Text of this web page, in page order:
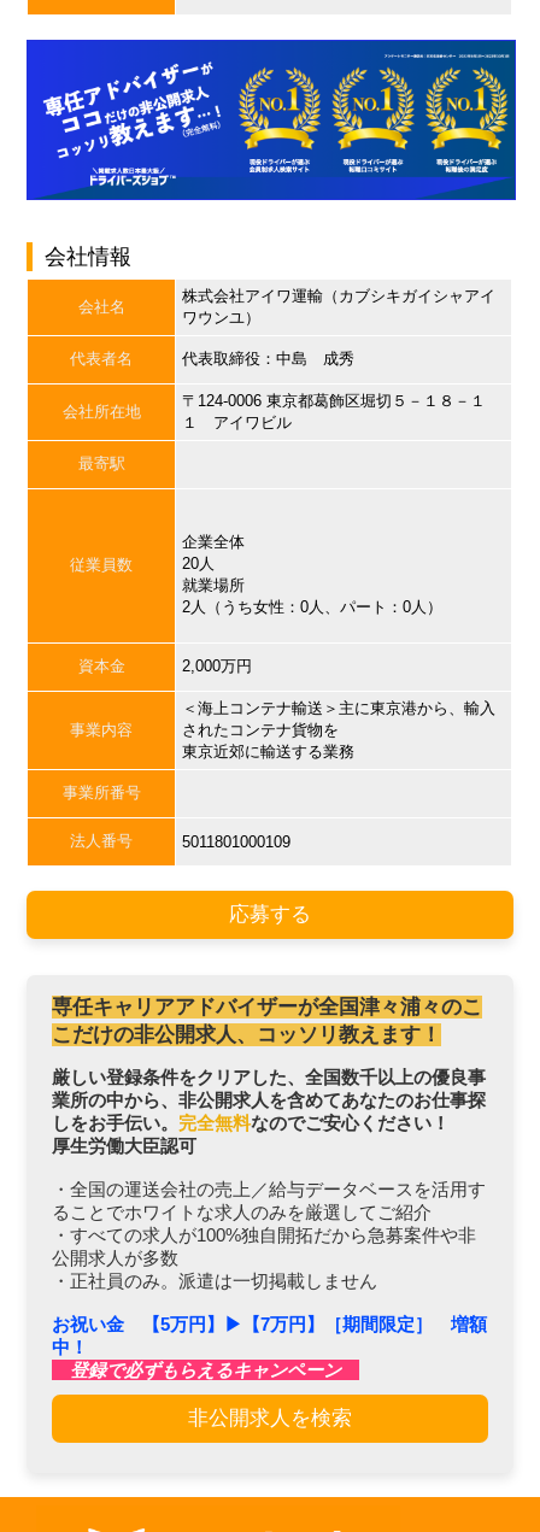
会社情報
会社名
株式会社アイワ運輸（カブシキガイシャアイ
ワウンユ）
代表者名 代表取締役：中島 成秀
会社所在地
〒124-0006 東京都葛飾区堀切５－１８－１
１ アイワビル
最寄駅
従業員数
企業全体
20人
就業場所
2人（うち女性：0人、パート：0人）
資本金 2,000万円
事業内容
＜海上コンテナ輸送＞主に東京港から、輸入
されたコンテナ貨物を
東京近郊に輸送する業務
事業所番号
法人番号 5011801000109
応募する
専任キャリアアドバイザーが全国津々浦々のこ
こだけの非公開求人、コッソリ教えます！
厳しい登録条件をクリアした、全国数千以上の優良事
業所の中から、非公開求人を含めてあなたのお仕事探
しをお手伝い。 完全無料なのでご安心ください！
厚生労働大臣認可
・全国の運送会社の売上／給与データベースを活用す
ることでホワイトな求人のみを厳選してご紹介
・すべての求人が100%独自開拓だから急募案件や非
公開求人が多数
・正社員のみ。派遣は一切掲載しません
お祝い金 【5万円】▶︎【7万円】［期間限定］ 増額
中！
登録で必ずもらえるキャンペーン
非公開求人を検索